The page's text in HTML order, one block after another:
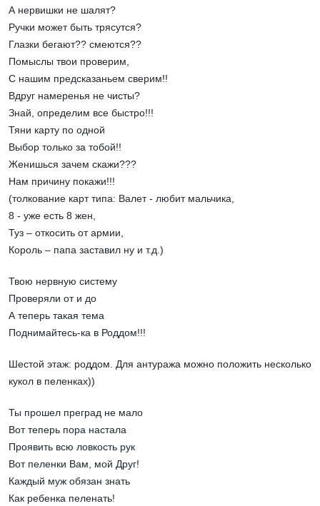
А нервишки не шалят?
Ручки может быть трясутся?
Глазки бегают?? смеются??
Помыслы твои проверим,
С нашим предсказаньем сверим!!
Вдруг намеренья не чисты?
Знай, определим все быстро!!!
Тяни карту по одной
Выбор только за тобой!!
Женишься зачем скажи???
Нам причину покажи!!!
(толкование карт типа: Валет - любит мальчика,
8 - уже есть 8 жен,
Туз – откосить от армии,
Король – папа заставил ну и т.д.)
Твою нервную систему
Проверяли от и до
А теперь такая тема
Поднимайтесь-ка в Роддом!!!
Шестой этаж: роддом. Для антуража можно положить несколько
кукол в пеленках))
Ты прошел преград не мало
Вот теперь пора настала
Проявить всю ловкость рук
Вот пеленки Вам, мой Друг!
Каждый муж обязан знать
Как ребенка пеленать!